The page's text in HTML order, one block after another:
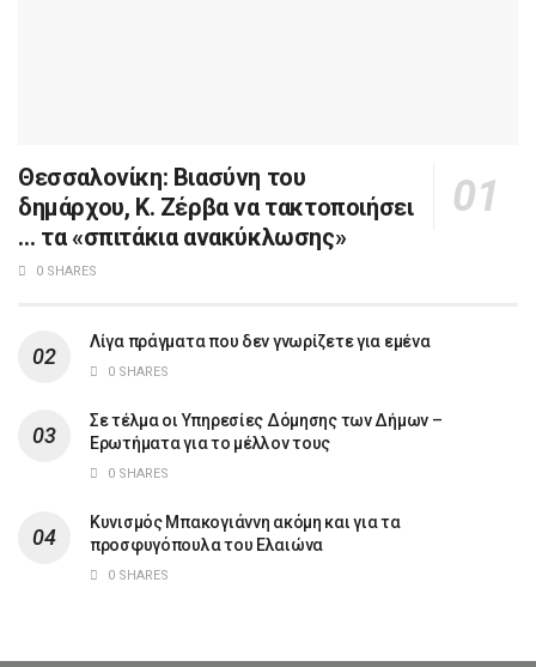
Θεσσαλονίκη: Βιασύνη του
δημάρχου, Κ. Ζέρβα να τακτοποιήσει
… τα «σπιτάκια ανακύκλωσης»
0 SHARES
Λίγα πράγματα που δεν γνωρίζετε για εμένα
0 SHARES
Σε τέλμα οι Υπηρεσίες Δόμησης των Δήμων –
Ερωτήματα για το μέλλον τους
0 SHARES
Κυνισμός Μπακογιάννη ακόμη και για τα
προσφυγόπουλα του Ελαιώνα
0 SHARES